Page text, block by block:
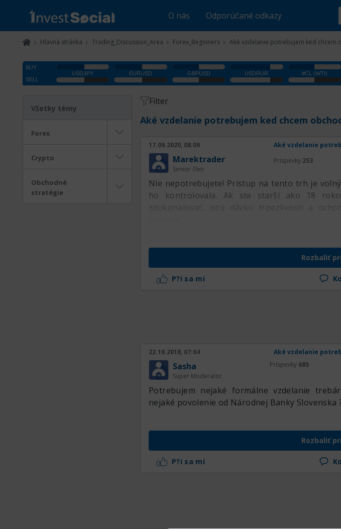
O nás Odporúčané odkazy
Hlavná stránka Trading_Discussion_Area Forex_Beginners Aké vzdelanie potrebujem ked chcem
Všetky témy
Forex
Crypto
Obchodné
stratégie
Filter
Aké vzdelanie potrebujem ked chcem
17.09.2020, 08:09 Aké vzdelanie
Marektrader
Senior člen
Príspevky 253
Nie nepotrebujete! Prístup na tento trh je
ho kontrolovala. Ak ste starší ako 18
zdokonalovať, istú dávku trpezlivosti a
Rozbaliť
P?i sa mi
22.10.2018, 07:04 Aké vzdelanie
Sasha
Super Moderator
Príspevky 685
Potrebujem nejaké formálne vzdelanie
nejaké povolenie od Národnej Banky Slovenska
Rozbaliť
P?i sa mi